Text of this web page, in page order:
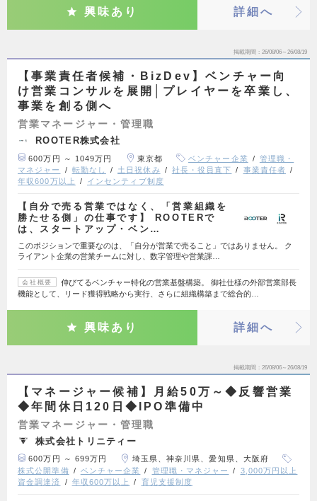
興味あり 詳細へ
掲載期間 26/08/06～26/08/19
【事業責任者候補・BizDev】ベンチャー向
け営業コンサルを展開│プレイヤーを卒業し、
事業を創る側へ
営業マネージャー・管理職
ROOTER株式会社
600万円 ～ 1049万円 東京都 ベンチャー企業
管理職・
マネジャー
転勤なし 土日祝休み 社長・役員直下
事業責任者
年収600万以上
インセンティブ制度
【自分で売る営業ではなく、「営業組織を
勝たせる側」の仕事です】 ROOTERで
は、スタートアップ・ベン…
このポジションで重要なのは、「自分が営業で売ること」ではありません。 ク
ライアント企業の営業チームに対し、数字管理や営業課…
会社概要
伸びてるベンチャー特化の営業基盤構築。 御社仕様の外部営業部長
機能として、リード獲得戦略から実行、さらに組織構築まで総合的…
興味あり 詳細へ
掲載期間 26/08/06～26/08/19
【マネージャー候補】月給50万～◆反響営業
◆年間休日120日◆IPO準備中
営業マネージャー・管理職
株式会社トリニティー
600万円 ～ 699万円
埼玉県、神奈川県、愛知県、大阪府
株式公開準備
ベンチャー企業 管理職・マネジャー
3,000万円以上
資金調達済
年収600万以上 育児支援制度